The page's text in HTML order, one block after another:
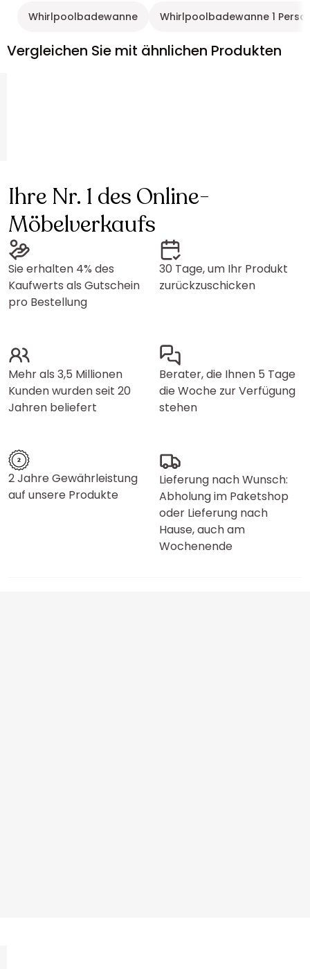
Whirlpoolbadewanne Whirlpoolbadewanne 1
Vergleichen Sie mit ähnlichen Produkten
Ihre Nr. 1 des Online-
Möbelverkaufs
Sie erhalten 4% des
Kaufwerts als Gutschein
pro Bestellung
30 Tage, um Ihr Produkt
zurückzuschicken
Mehr als 3,5 Millionen
Kunden wurden seit 20
Jahren beliefert
Berater, die Ihnen 5 Tage
die Woche zur Verfügung
stehen
2 Jahre Gewährleistung
auf unsere Produkte
Lieferung nach Wunsch:
Abholung im Paketshop
oder Lieferung nach
Hause, auch am
Wochenende